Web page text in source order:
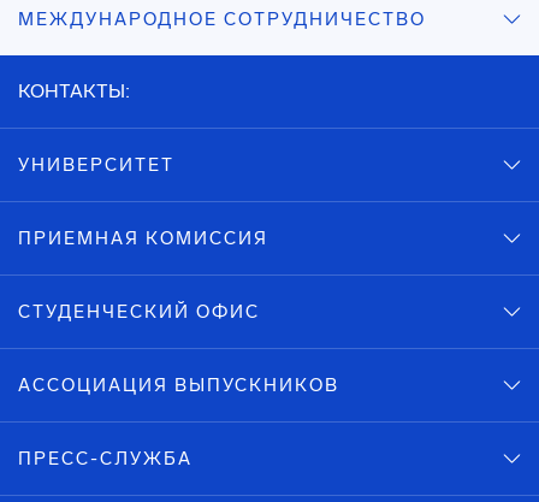
МЕЖДУНАРОДНОЕ СОТРУДНИЧЕСТВО
КОНТАКТЫ:
УНИВЕРСИТЕТ
ПРИЕМНАЯ КОМИССИЯ
СТУДЕНЧЕСКИЙ ОФИС
АССОЦИАЦИЯ ВЫПУСКНИКОВ
ПРЕСС-СЛУЖБА